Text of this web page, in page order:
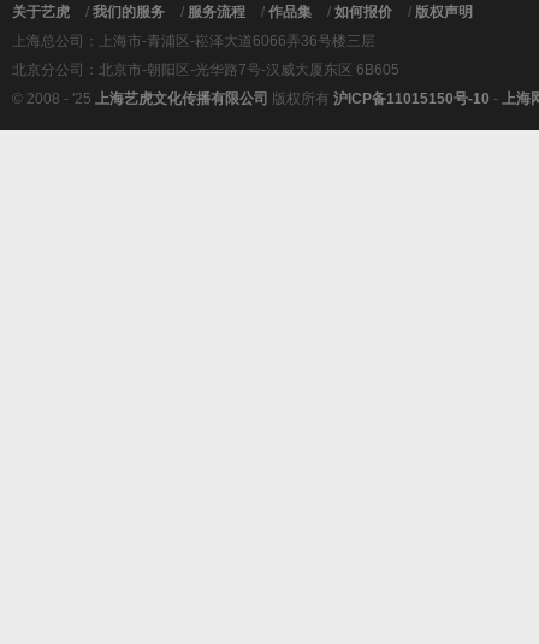
关于艺虎 / 我们的服务 / 服务流程 / 作品集 / 如何报价 / 版权声明
上海总公司：上海市-青浦区-崧泽大道6066弄36号楼三层
北京分公司：北京市-朝阳区-光华路7号-汉威大厦东区 6B605
© 2008 - '25 上海艺虎文化传播有限公司 版权所有 沪ICP备11015150号-10 - 上海